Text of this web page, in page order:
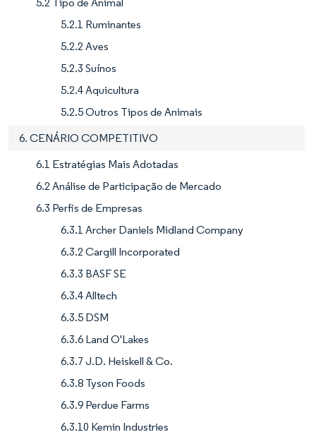
5.2.1 Ruminantes
5.2.2 Aves
5.2.3 Suínos
5.2.4 Aquicultura
5.2.5 Outros Tipos de Animais
6. CENÁRIO COMPETITIVO
6.1 Estratégias Mais Adotadas
6.2 Análise de Participação de Mercado
6.3 Perfis de Empresas
6.3.1 Archer Daniels Midland Company
6.3.2 Cargill Incorporated
6.3.3 BASF SE
6.3.4 Alltech
6.3.5 DSM
6.3.6 Land O'Lakes
6.3.7 J.D. Heiskell & Co.
6.3.8 Tyson Foods
6.3.9 Perdue Farms
6.3.10 Kemin Industries